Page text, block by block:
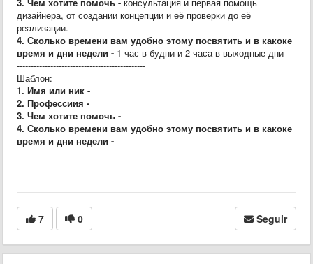
дизайнера, от создании концепции и её проверки до её
реализации.
4. Сколько времени вам удобно этому посвятить и в какоке
время и дни недели - 1 час в будни и 2 часа в выходные дни
----------------------------------------------
Шаблон:
1. Имя или ник -
2. Профессиия -
3. Чем хотите помочь -
4. Сколько времени вам удобно этому посвятить и в какоке
время и дни недели -
7 0 Seguir